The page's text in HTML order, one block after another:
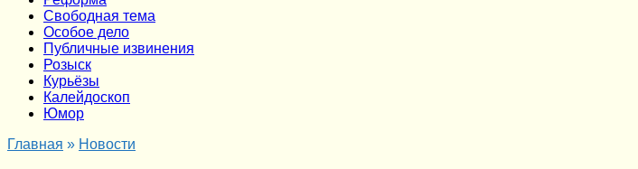
Cвободная тема
Особое дело
Публичные извинения
Розыск
Курьёзы
Калейдоскоп
Юмор
Главная » Новости